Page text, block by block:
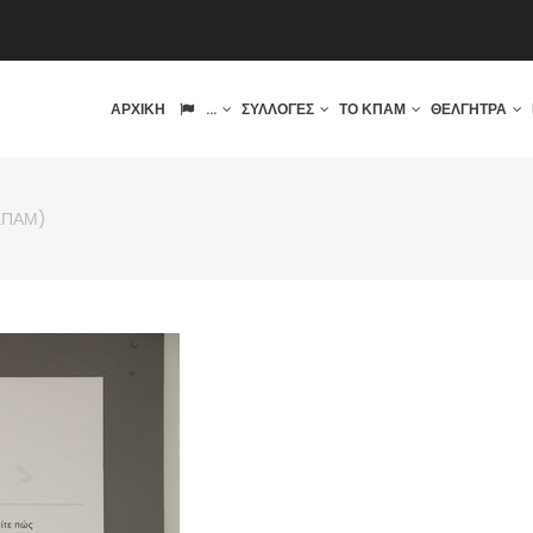
ΑΡΧΙΚΉ ... ΣΥΛΛΟΓΈΣ ΤΟ ΚΠΑΜ ΘΈΛΓΗΤΡΑ